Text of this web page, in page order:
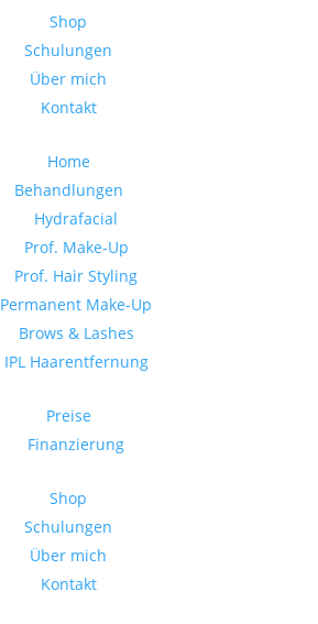
Shop
Schulungen
Über mich
Kontakt
Home
Behandlungen
Hydrafacial
Prof. Make-Up
Prof. Hair Styling
Permanent Make-Up
Brows & Lashes
IPL Haarentfernung
Preise
Finanzierung
Shop
Schulungen
Über mich
Kontakt